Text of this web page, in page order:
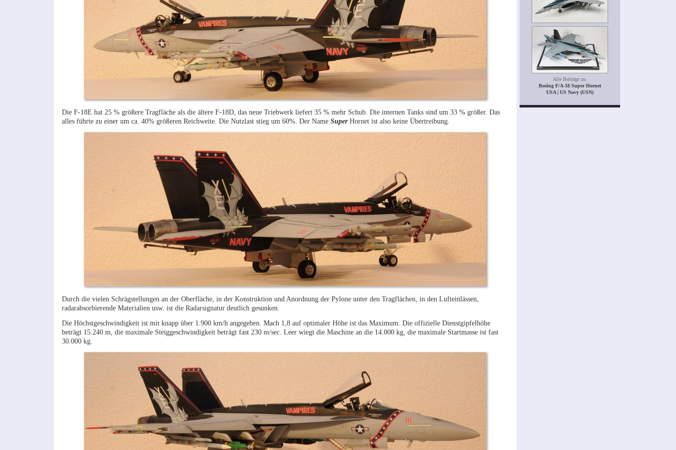
Die F-18E hat 25 % größere Tragfläche als die ältere F-18D, das neue Triebwerk liefert 35 % mehr Schub. Die internen Tanks sind um 33 % größer. Das
alles führte zu einer um ca. 40% größeren Reichweite. Die Nutzlast stieg um 60%. Der Name SuperHornet ist also keine Übertreibung.
Durch die vielen Schrägstellungen an der Oberfläche, in der Konstruktion und Anordnung der Pylone unter den Tragflächen, in den Lufteinlässen,
radarabsorbierende Materialien usw. ist die Radarsignatur deutlich gesunken.
Die Höchstgeschwindigkeit ist mit knapp über 1.900 km/h angegeben. Mach 1,8 auf optimaler Höhe ist das Maximum. Die offizielle Dienstgipfelhöhe
beträgt 15.240 m, die maximale Steiggeschwindigkeit beträgt fast 230 m/sec. Leer wiegt die Maschine an die 14.000 kg, die maximale Startmasse ist fast
30.000 kg.
Alle Beiträge zu:
Boeing F/A-18 Super Hornet
USA | US Navy (USN)